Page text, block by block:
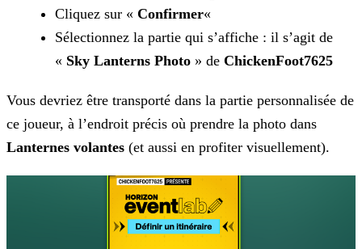
Cliquez sur « Confirmer«
Sélectionnez la partie qui s’affiche : il s’agit de
« Sky Lanterns Photo » de ChickenFoot7625
Vous devriez être transporté dans la partie personnalisée de
ce joueur, à l’endroit précis où prendre la photo dans
Lanternes volantes (et aussi en profiter visuellement).